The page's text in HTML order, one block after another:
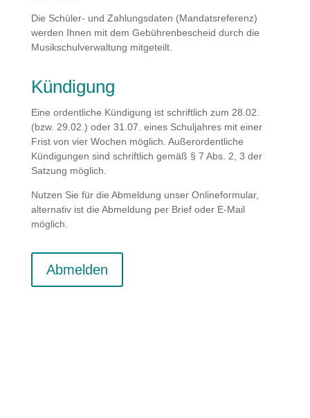
Die Schüler- und Zahlungsdaten (Mandatsreferenz)
werden Ihnen mit dem Gebührenbescheid durch die
Musikschulverwaltung mitgeteilt.
Kündigung
Eine ordentliche Kündigung ist schriftlich zum 28.02.
(bzw. 29.02.) oder 31.07. eines Schuljahres mit einer
Frist von vier Wochen möglich. Außerordentliche
Kündigungen sind schriftlich gemäß § 7 Abs. 2, 3 der
Satzung möglich.
Nutzen Sie für die Abmeldung unser Onlineformular,
alternativ ist die Abmeldung per Brief oder E-Mail
möglich.
Abmelden